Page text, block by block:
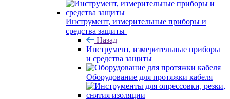
Инструмент, измерительные приборы и
средства защиты
Назад
Инструмент, измерительные приборы
и средства защиты
Оборудование для протяжки кабеля